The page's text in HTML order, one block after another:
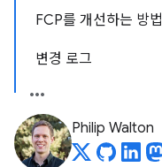
FCP를 개선하는 방법
변경 로그
Philip Walton